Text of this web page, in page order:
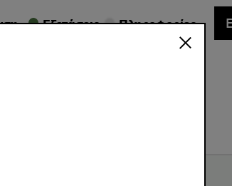
Εξετάσεις Πληροφορίες